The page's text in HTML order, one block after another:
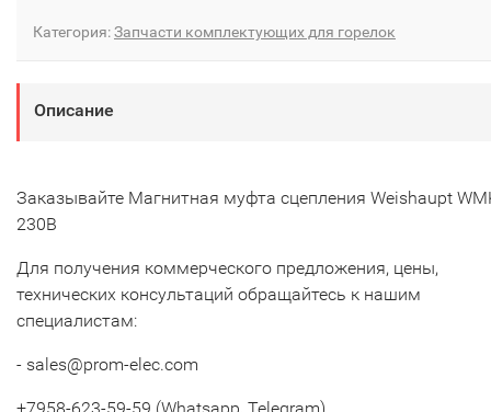
Категория:Запчасти комплектующих для горелок
Описание
Заказывайте Магнитная муфта сцепления Weishaupt
230В
Для получения коммерческого предложения, цены,
технических консультаций обращайтесь к нашим
специалистам:
- sales@prom-elec.com